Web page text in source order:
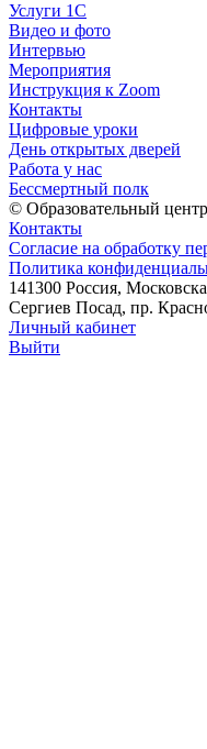
Услуги 1C
Видео и фото
Интервью
Мероприятия
Инструкция к Zoom
Контакты
Цифровые уроки
День открытых дверей
Работа у нас
Бессмертный полк
© Образовательный
Контакты
Согласие на обработку
Политика
141300 Россия,
Сергиев Посад, пр.
Личный кабинет
Выйти